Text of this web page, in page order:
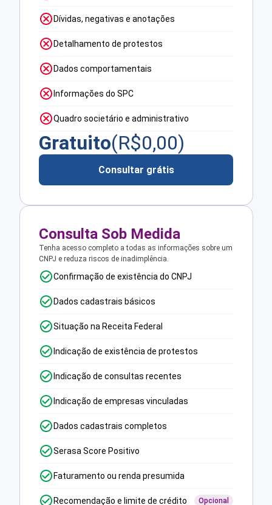
Dívidas, negativas e anotações
Detalhamento de protestos
Dados comportamentais
Informações do SPC
Quadro societário e administrativo
Gratuito(R$0,00)
Consultar grátis
Consulta Sob Medida
Tenha acesso completo a todas as informações sobre um
CNPJ e reduza riscos de inadimplência.
Confirmação de existência do CNPJ
Dados cadastrais básicos
Situação na Receita Federal
Indicação de existência de protestos
Indicação de consultas recentes
Indicação de empresas vinculadas
Dados cadastrais completos
Serasa Score Positivo
Faturamento ou renda presumida
Recomendação e limite de crédito Opcional